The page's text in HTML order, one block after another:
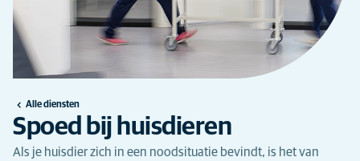
Alle diensten
Spoed bij huisdieren
Als je huisdier zich in een noodsituatie bevindt, is het van